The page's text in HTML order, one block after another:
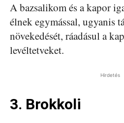
A bazsalikom és a kapor
élnek egymással, ugyanis
növekedését, ráadásul a
levéltetveket.
Hirdetés
3. Brokkoli